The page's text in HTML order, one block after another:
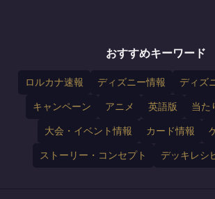
おすすめキーワード
ロルカナ速報 ディズニー情報 ディズ
キャンペーン アニメ 英語版 当た
大会・イベント情報 カード情報
ストーリー・コンセプト デッキレシ